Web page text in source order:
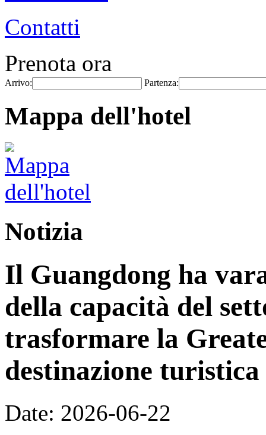
Contatti
Prenota ora
Arrivo: Partenza:
Mappa dell'hotel
Notizia
Il Guangdong ha
della capacità del
trasformare la
destinazione
Date: 2026-06-22